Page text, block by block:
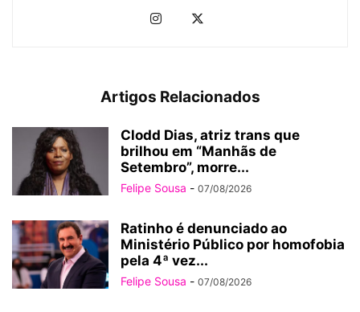
Artigos Relacionados
Clodd Dias, atriz trans que
brilhou em “Manhãs de
Setembro”, morre...
Felipe Sousa - 07/08/2026
Ratinho é denunciado ao
Ministério Público por homofobia
pela 4ª vez...
Felipe Sousa - 07/08/2026